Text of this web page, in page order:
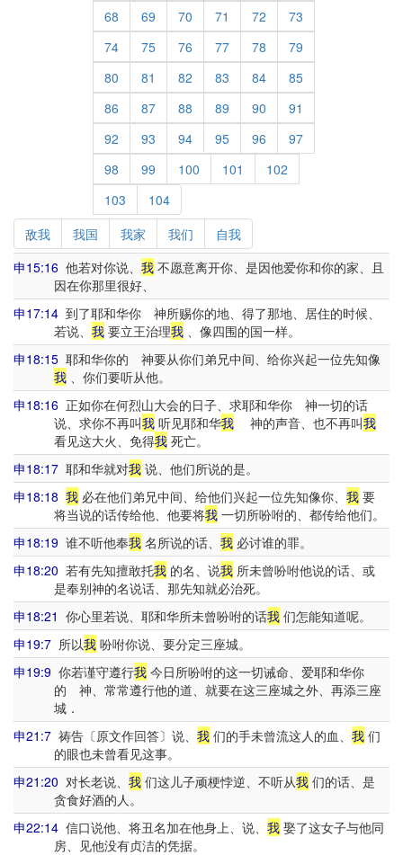
68
69 70 71 72
73
74
75 76 77 78
79
80
81 82 83 84
85
86
87 88 89 90
91
92
93 94 95 96
97
98
99 100 101
102
103
104
敌我 我国 我家 我们
自我
申15:16 他若对你说、 我 不愿意离开你、是因他爱你和你的家、且
因在你那里很好、
申17:14 到了耶和华你 神所赐你的地、得了那地、居住的时候、
若说、 我要立王治理我、像四围的国一样。
申18:15 耶和华你的 神要从你们弟兄中间、给你兴起一位先知像
我、你们要听从他。
申18:16 正如你在何烈山大会的日子、求耶和华你 神一切的话
说、求你不再叫我听见耶和华我神的声音、也不再叫我
看见这大火、免得我死亡。
申18:17 耶和华就对我 说、他们所说的是。
申18:18 我 必在他们弟兄中间、给他们兴起一位先知像你、 我 要
将当说的话传给他、他要将我一切所吩咐的、都传给他们。
申18:19 谁不听他奉我 名所说的话、 我 必讨谁的罪。
申18:20 若有先知擅敢托我 的名、说我 所未曾吩咐他说的话、或
是奉别神的名说话、那先知就必治死。
申18:21 你心里若说、耶和华所未曾吩咐的话我 们怎能知道呢。
申19:7 所以我 吩咐你说、要分定三座城。
申19:9 你若谨守遵行我 今日所吩咐的这一切诫命、爱耶和华你
的 神、常常遵行他的道、就要在这三座城之外、再添三座
城．
申21:7 祷告〔原文作回答〕说、 我 们的手未曾流这人的血、 我 们
的眼也未曾看见这事。
申21:20 对长老说、 我 们这儿子顽梗悖逆、不听从我 们的话、是
贪食好酒的人。
申22:14 信口说他、将丑名加在他身上、说、 我 娶了这女子与他同
房、见他没有贞洁的凭据。